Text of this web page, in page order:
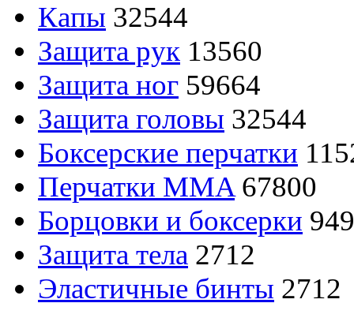
Капы 32544
Защита рук 13560
Защита ног 59664
Защита головы 32544
Боксерские перчатки
Перчатки MMA67800
Борцовки и боксерки
Защита тела 2712
Эластичные бинты 2712